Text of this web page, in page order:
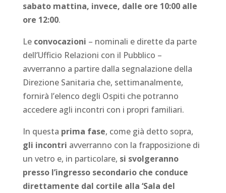
sabato mattina, invece, dalle ore 10:00 alle
ore 12:00.
Le convocazioni – nominali e dirette da parte
dell’Ufficio Relazioni con il Pubblico –
avverranno a partire dalla segnalazione della
Direzione Sanitaria che, settimanalmente,
fornirà l’elenco degli Ospiti che potranno
accedere agli incontri con i propri familiari.
In questa prima fase, come già detto sopra,
gli incontri avverranno con la frapposizione di
un vetro e, in particolare, si svolgeranno
presso l’ingresso secondario che conduce
direttamente dal cortile alla ‘Sala del